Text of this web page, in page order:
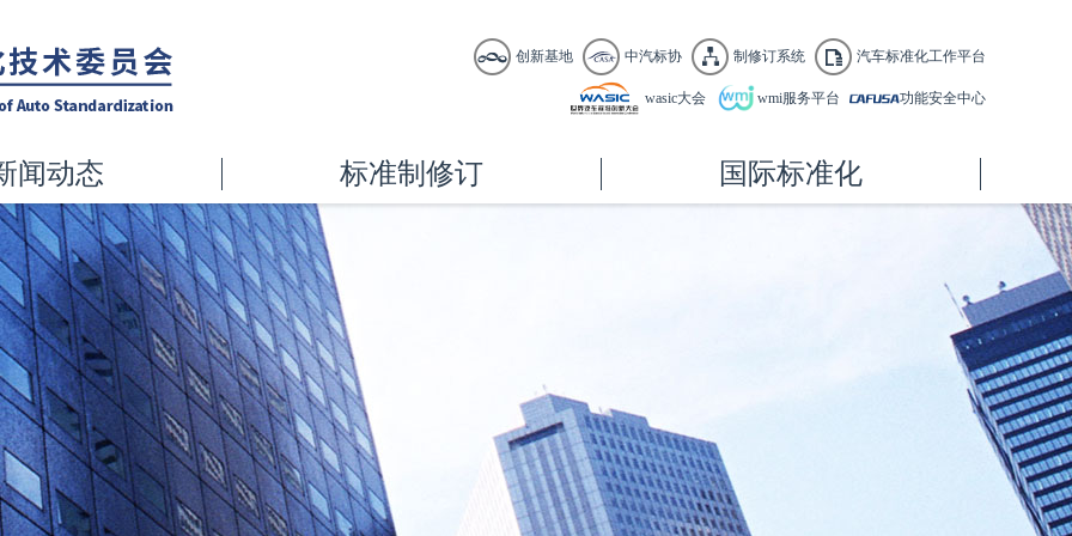
创新基地 中汽标协 制修订系统 汽车标准化工作平台
wasic大会 wmi服务平台 功能安全中心
闻动态 标准制修订 国际标准化